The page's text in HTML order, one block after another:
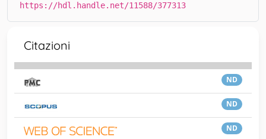
https://hdl.handle.net/11588/377313
Citazioni
ND
ND
ND